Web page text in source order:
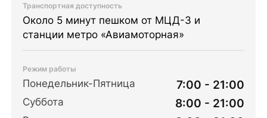
Транспортная доступность
Около 5 минут пешком от МЦД-3 и
станции метро «Авиамоторная»
Режим работы
Понедельник-Пятница 7:00 - 21:00
Суббота 8:00 - 21:00